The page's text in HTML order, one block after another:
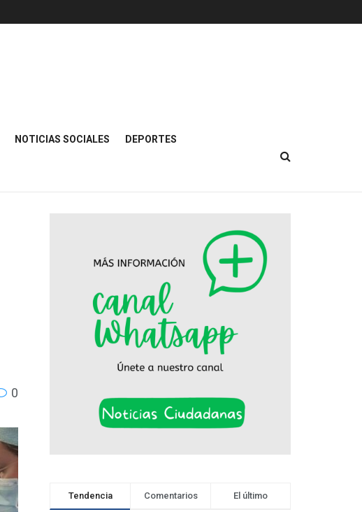
NOTICIAS SOCIALES DEPORTES
0
Tendencia Comentarios El último